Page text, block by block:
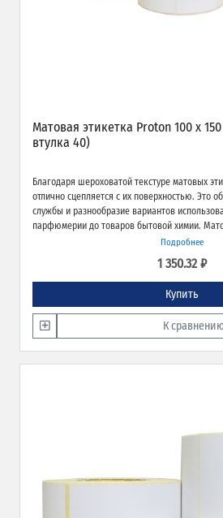
Матовая этикетка Proton 100 х
втулка 40)
Благодаря шероховатой текстуре матовых
отлично сцепляется с их поверхностью. Это
службы и разнообразие вариантов
парфюмерии до товаров бытовой химии.
обеспечивает превосходное качество
Подробнее
1 350.32 ₽
Купить
К